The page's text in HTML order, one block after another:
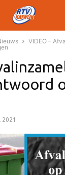
VIDEO –
2021